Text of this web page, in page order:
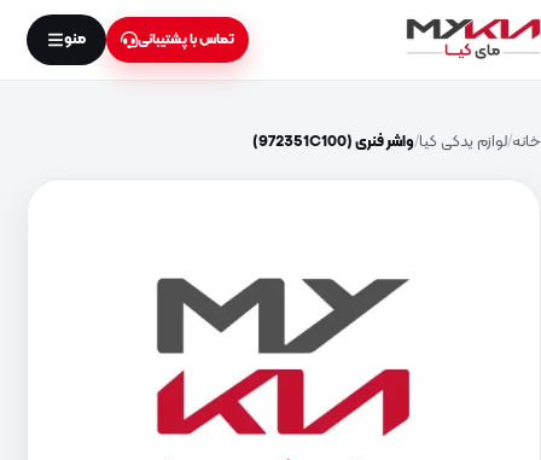
تماس با پشتیبانی منو
خانه لوازم یدکی کیا واشر فنری (972351C100)